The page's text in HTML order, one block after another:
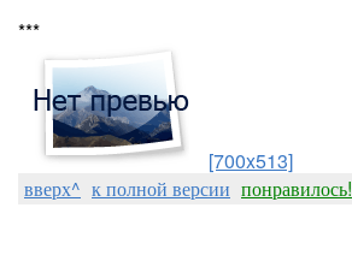
***
[700x513]
вверх^ к полной версии понравилось!